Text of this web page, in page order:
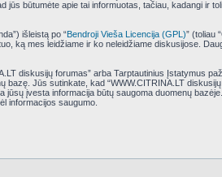
būtumėte apie tai informuotas, tačiau, kadangi ir
išleistą po “Bendroji Vieša Licencija (GPL)” (toliau
ką mes leidžiame ir ko neleidžiame diskusijose.
diskusijų forumas” arba Tarptautinius Įstatymus
Jūs sutinkate, kad “WWW.CITRINA.LT diskusijų
įvesta informacija būtų saugoma duomenų
informacijos saugumo.